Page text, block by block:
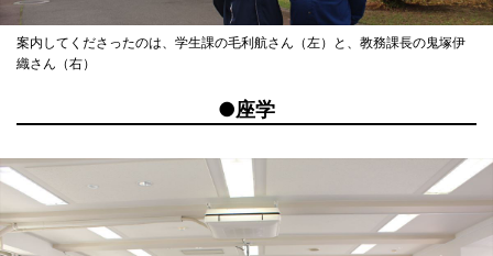
案内してくださったのは、学生課の毛利航さん（左）と、教務課長の鬼塚伊
織さん（右）
●座学